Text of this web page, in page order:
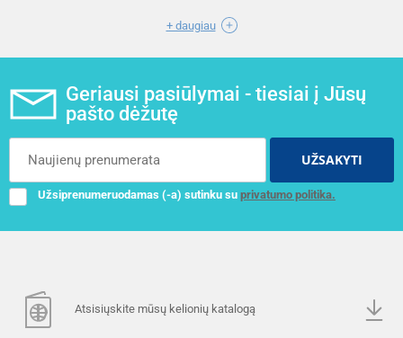
+ daugiau
Geriausi pasiūlymai - tiesiai į Jūsų
pašto dėžutę
UŽSAKYTI
Užsiprenumeruodamas (-a) sutinku su privatumo politika.
Atsisiųskite mūsų kelionių katalogą